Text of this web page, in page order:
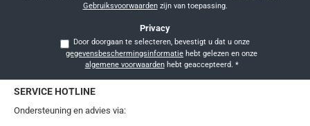
Gebruiksvoorwaardenzijn van toepassing.
Privacy
Door doorgaan te selecteren, bevestigt u dat u onze
gegevensbeschermingsinformatie
algemene voorwaardenhebt geaccepteerd. *
SERVICE HOTLINE
Ondersteuning en advies via: